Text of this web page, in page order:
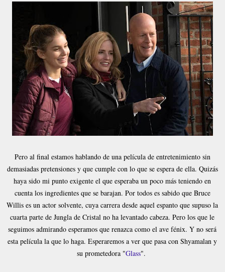
Pero al final estamos hablando de una película de entretenimiento sin
demasiadas pretensiones y que cumple con lo que se espera de ella. Quizás
haya sido mi punto exigente el que esperaba un poco más teniendo en
cuenta los ingredientes que se barajan. Por todos es sabido que Bruce
Willis es un actor solvente, cuya carrera desde aquel espanto que supuso la
cuarta parte de Jungla de Cristal no ha levantado cabeza. Pero los que le
seguimos admirando esperamos que renazca como el ave fénix. Y no será
esta película la que lo haga. Esperaremos a ver que pasa con Shyamalan y
su prometedora "Glass".